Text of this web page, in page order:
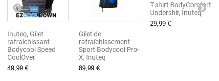
Inuteq, Gilet
rafraichissant
Bodycool Speed
CoolOver
49,99 €
Gilet de
rafraîchissement
Sport Bodycool Pro-
X, Inuteq
89,99 €
T-shirt BodyComfort
Undershir, Inuteq
29,99 €